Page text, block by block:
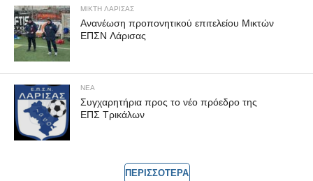
ΜΙΚΤΗ ΛΑΡΙΣΑΣ
Ανανέωση προπονητικού επιτελείου Μικτών
ΕΠΣΝ Λάρισας
ΝΕΑ
Συγχαρητήρια προς το νέο πρόεδρο της
ΕΠΣ Τρικάλων
ΠΕΡΙΣΣΟΤΕΡΑ